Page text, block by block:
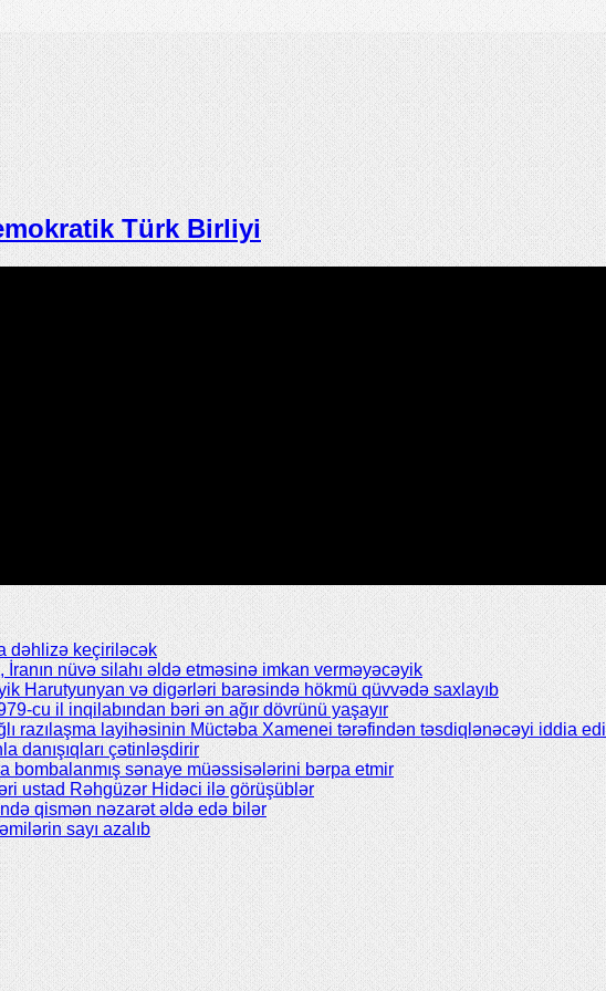
Türk Birliyi
dəhlizə keçiriləcək
nüvə silahı əldə etməsinə imkan verməyəcəyik
Harutyunyan və digərləri barəsində hökmü qüvvədə saxlayıb
cu il inqilabından bəri ən ağır dövrünü yaşayır
razılaşma layihəsinin Müctəba Xamenei tərəfindən təsdiqlənəcəyi iddia
danışıqları çətinləşdirir
bombalanmış sənaye müəssisələrini bərpa etmir
ustad Rəhgüzər Hidəci ilə görüşüblər
qismən nəzarət əldə edə bilər
sayı azalıb